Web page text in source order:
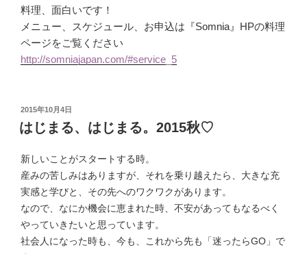
料理、面白いです！
メニュー、スケジュール、お申込は『Somnia』HPの料理
ページをご覧ください
http://somniajapan.com/#service_5
投
稿
日:
2015年10月4日
はじまる、はじまる。2015秋♡
新しいことがスタートする時。
産みの苦しみはありますが、それを乗り越えたら、大きな充
実感と学びと、その先へのワクワクがあります。
なので、なにか機会に恵まれた時、不安があってもなるべく
やっていきたいと思っています。
社会人になった時も、今も、これから先も「迷ったらGO」で